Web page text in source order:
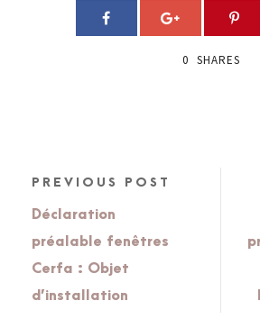
0 SHARES
PREVIOUS POST
Déclaration
préalable fenêtres
Cerfa : Objet
d’installation